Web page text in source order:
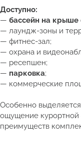
Доступно:
— бассейн на крыше
— лаундж-зоны и
— фитнес-зал;
— охрана и
— ресепшен;
— парковка;
— коммерческие
Особенно выделяется
ощущение курортной
преимуществ